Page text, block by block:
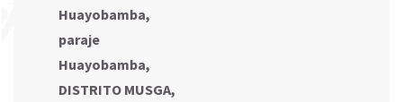
Huayobamba,
paraje
Huayobamba,
DISTRITO MUSGA,